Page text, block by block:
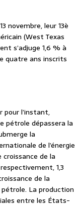
novembre, leur 13è
(West Texas
s’adjuge 1,6 % à
quatre ans inscrits
pour l’instant,
pétrole dépassera la
la
de l’énergie
croissance de la
1,3
de la
La production
entre les États-